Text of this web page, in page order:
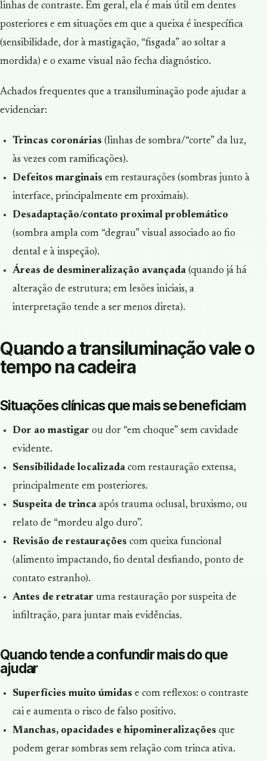
linhas de contraste. Em geral, ela é mais útil em dentes
posteriores e em situações em que a queixa é inespecífica
(sensibilidade, dor à mastigação, “fisgada” ao soltar a
mordida) e o exame visual não fecha diagnóstico.
Achados frequentes que a transiluminação pode ajudar a
evidenciar:
Trincas coronárias (linhas de sombra/“corte” da luz,
às vezes com ramificações).
Defeitos marginais em restaurações (sombras junto à
interface, principalmente em proximais).
Desadaptação/contato proximal problemático
(sombra ampla com “degrau” visual associado ao fio
dental e à inspeção).
Áreas de desmineralização avançada(quando já há
alteração de estrutura; em lesões iniciais, a
interpretação tende a ser menos direta).
Quando a transiluminação vale o
tempo na cadeira
Situações clínicas que mais se beneficiam
Dor ao mastigar ou dor “em choque” sem cavidade
evidente.
Sensibilidade localizadacom restauração extensa,
principalmente em posteriores.
Suspeita de trincaapós trauma oclusal, bruxismo, ou
relato de “mordeu algo duro”.
Revisão de restaurações com queixa funcional
(alimento impactando, fio dental desfiando, ponto de
contato estranho).
Antes de retratar uma restauração por suspeita de
infiltração, para juntar mais evidências.
Quando tende a confundir mais do que
ajudar
Superfícies muito úmidas e com reflexos: o contraste
cai e aumenta o risco de falso positivo.
Manchas, opacidades e hipomineralizações que
podem gerar sombras sem relação com trinca ativa.